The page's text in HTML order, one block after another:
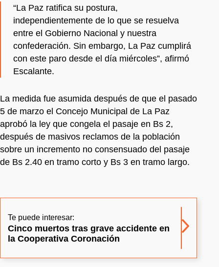
“La Paz ratifica su postura,
independientemente de lo que se resuelva
entre el Gobierno Nacional y nuestra
confederación. Sin embargo, La Paz cumplirá
con este paro desde el día miércoles”, afirmó
Escalante.
La medida fue asumida después de que el pasado
5 de marzo el Concejo Municipal de La Paz
aprobó la ley que congela el pasaje en Bs 2,
después de masivos reclamos de la población
sobre un incremento no consensuado del pasaje
de Bs 2.40 en tramo corto y Bs 3 en tramo largo.
Te puede interesar:
Cinco muertos tras grave accidente en
la Cooperativa Coronación